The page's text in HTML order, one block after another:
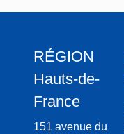
RÉGION
Hauts-de-
France
151 avenue du